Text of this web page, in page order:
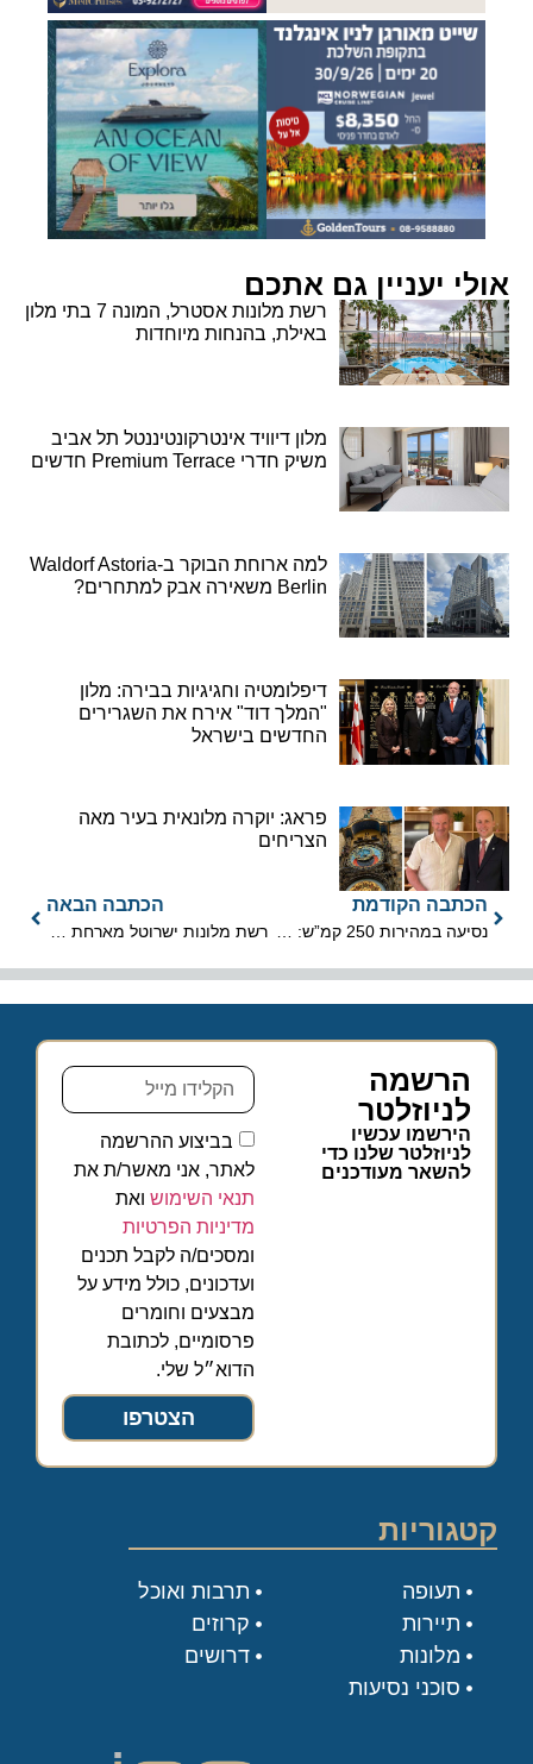
אולי יעניין גם אתכם
רשת מלונות אסטרל, המונה 7 בתי מלון
באילת, בהנחות מיוחדות
מלון דיוויד אינטרקונטיננטל תל אביב
משיק חדרי Premium Terrace חדשים
למה ארוחת הבוקר ב-Waldorf Astoria
Berlin משאירה אבק למתחרים?
דיפלומטיה וחגיגיות בבירה: מלון
"המלך דוד" אירח את השגרירים
החדשים בישראל
פראג: יוקרה מלונאית בעיר מאה
הצריחים
הכתבה הקודמת הכתבה הבאה
הרשמה
לניוזלטר
הירשמו עכשיו
לניוזלטר שלנו כדי
להשאר מעודכנים
בביצוע ההרשמה
לאתר, אני מאשר/ת את
תנאי השימוש ואת
מדיניות הפרטיות
ומסכים/ה לקבל תכנים
ועדכונים, כולל מידע על
מבצעים וחומרים
פרסומיים, לכתובת
הדוא״ל שלי.
הצטרפו
קטגוריות
תעופה
תיירות
מלונות
סוכני נסיעות
תרבות ואוכל
קרוזים
דרושים